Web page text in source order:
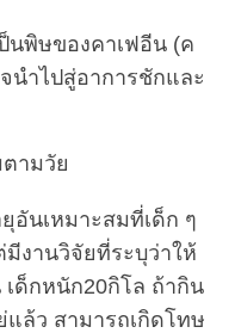
นพิษของคาเฟอีน (ค
นำไปสู่อาการชักและ
ามวัย
อันเหมาะสมที่เด็ก ๆ
งานวิจัยที่ระบุว่าให้
ด็กหนัก20กิโล ถ้ากิน
แล้ว สามารถเกิดโทษ